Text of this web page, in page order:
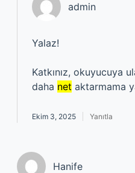
admin
Yalaz!
Katkınız, okuyucuya
daha net aktarmama
Ekim 3, 2025 Yanıtla
Hanife